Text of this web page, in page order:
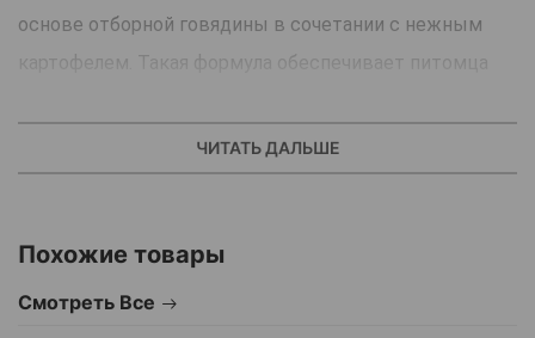
основе отборной говядины в сочетании с нежным
картофелем. Такая формула обеспечивает питомца
легкоусвояемых углеводов.
Ключевые преимущества:
Полноценный рацион для ежедневного кормления
взрослых собак.
ЧИТАТЬ ДАЛЬШЕ
Похожие товары
Смотреть Все